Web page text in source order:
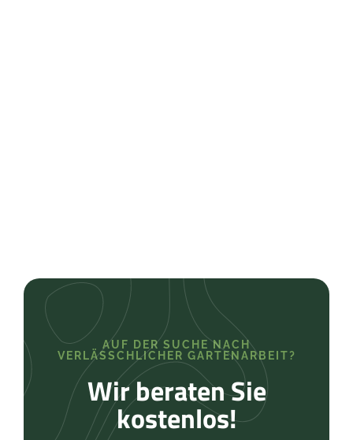
AUF DER SUCHE NACH
VERLÄSSCHLICHER GARTENARBEIT?
Wir beraten Sie
kostenlos!